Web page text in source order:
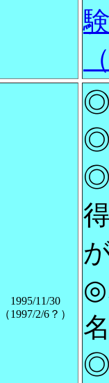
1995/11/30
（1997/2/6？）
◎